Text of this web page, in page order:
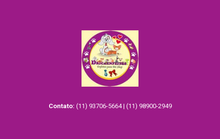
Contato: (11) 93706-5664 | (11) 98900-2949